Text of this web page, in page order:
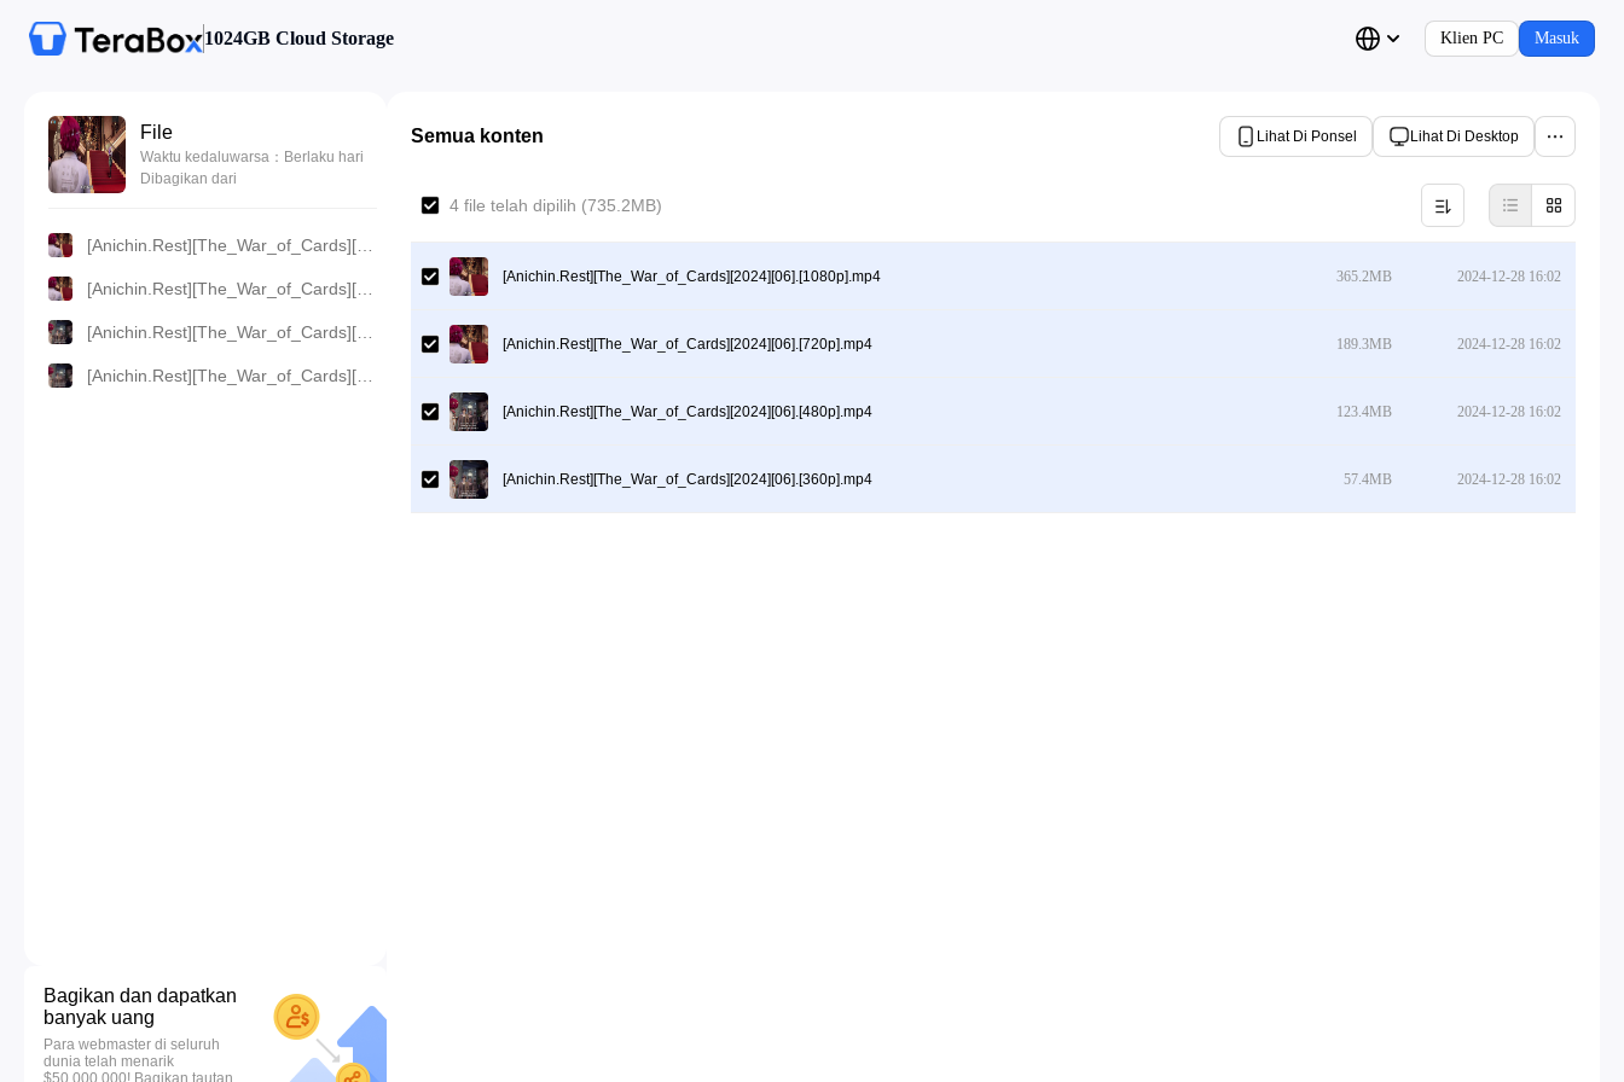
1024GB Cloud Storage Klien PC Masuk
File
Waktu kedaluwarsa：Berlaku hari
Dibagikan dari
Bagikan dan dapatkan
banyak uang
Para webmaster di seluruh
dunia telah menarik
$50.000.000! Bagikan tautan
Semua konten Lihat Di Ponsel Lihat Di Desktop
4 file telah dipilih (735.2MB)
[Anichin.Rest][The_War_of_Cards][2024][06].[1080p].mp4 365.2MB 2024-12-28 16:02
[Anichin.Rest][The_War_of_Cards][2024][06].[720p].mp4 189.3MB 2024-12-28 16:02
[Anichin.Rest][The_War_of_Cards][2024][06].[480p].mp4 123.4MB 2024-12-28 16:02
[Anichin.Rest][The_War_of_Cards][2024][06].[360p].mp4 57.4MB 2024-12-28 16:02